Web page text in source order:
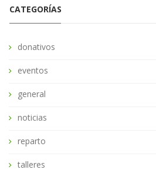
CATEGORÍAS
donativos
eventos
general
noticias
reparto
talleres